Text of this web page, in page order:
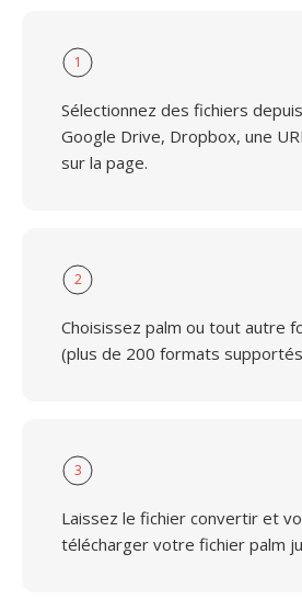
1
Sélectionnez des fichiers
Google Drive, Dropbox, une
sur la page.
2
Choisissez palm ou tout autre
(plus de 200 formats
3
Laissez le fichier convertir et
télécharger votre fichier palm